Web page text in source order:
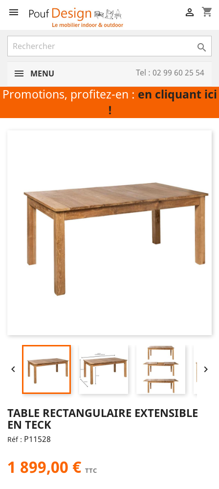
 shopping_cart


MENU Tel : 02 99 60 25 54
Promotions, profitez-en : en cliquant ici
!
 
TABLE RECTANGULAIRE EXTENSIBLE
EN TECK
Réf : P11528
1 899,00 € TTC